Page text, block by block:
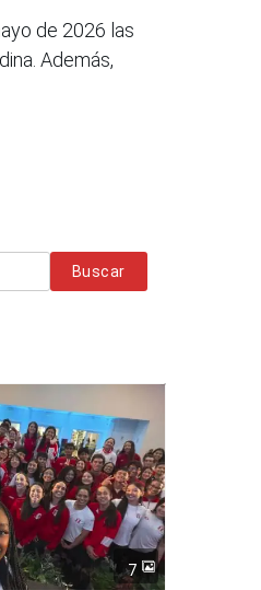
de 2026 las
Además,
Buscar
7